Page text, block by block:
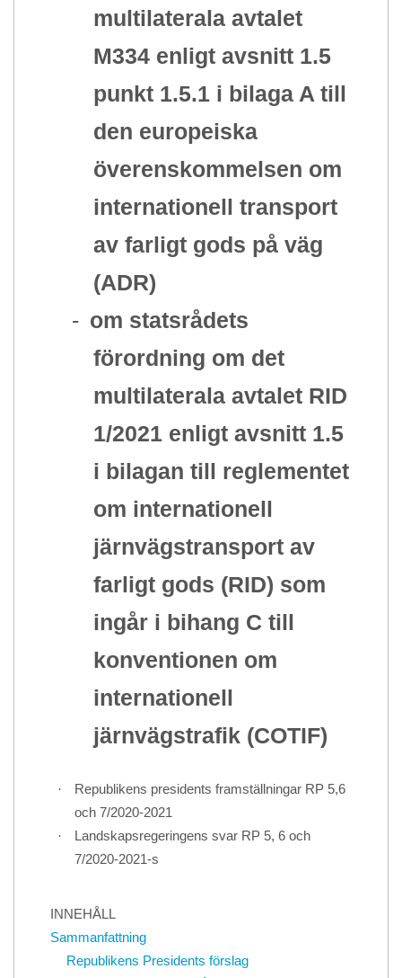
multilaterala avtalet
M334 enligt avsnitt 1.5
punkt 1.5.1 i bilaga A till
den europeiska
överenskommelsen om
internationell transport
av farligt gods på väg
(ADR)
- om statsrådets
förordning om det
multilaterala avtalet RID
1/2021 enligt avsnitt 1.5
i bilagan till reglementet
om internationell
järnvägstransport av
farligt gods (RID) som
ingår i bihang C till
konventionen om
internationell
järnvägstrafik (COTIF)
·
Republikens presidents framställningar RP 5,6
och 7/2020-2021
·
Landskapsregeringens svar RP 5, 6 och
7/2020-2021-s
INNEHÅLL
Sammanfattning
Republikens Presidents förslag